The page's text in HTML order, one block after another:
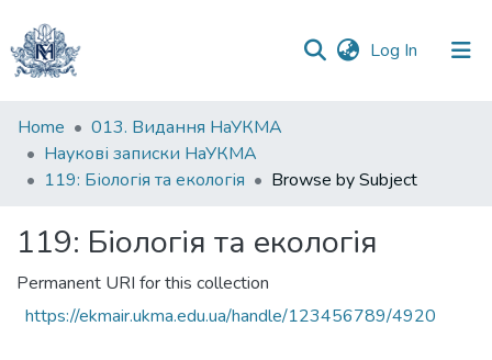
Log In (current)
Communities
&
Collections
Home
013. Видання НаУКМА
Наукові записки НаУКМА
119: Біологія та екологія
Browse by Subject
119: Біологія та екологія
Permanent URI for this collection
https://ekmair.ukma.edu.ua/handle/123456789/4920